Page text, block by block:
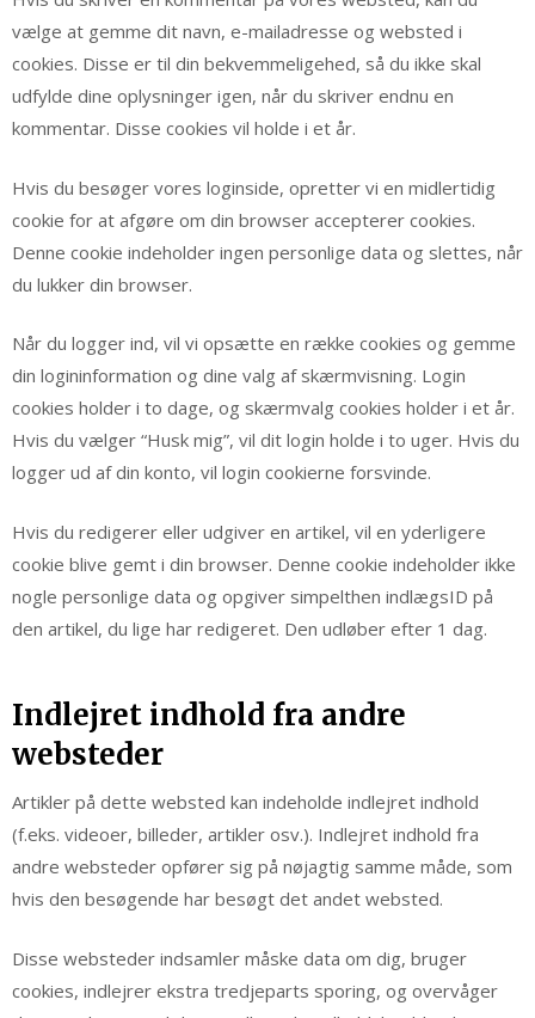
vælge at gemme dit navn, e-mailadresse og websted i
cookies. Disse er til din bekvemmeligehed, så du ikke skal
udfylde dine oplysninger igen, når du skriver endnu en
kommentar. Disse cookies vil holde i et år.
Hvis du besøger vores loginside, opretter vi en midlertidig
cookie for at afgøre om din browser accepterer cookies.
Denne cookie indeholder ingen personlige data og slettes, når
du lukker din browser.
Når du logger ind, vil vi opsætte en række cookies og gemme
din logininformation og dine valg af skærmvisning. Login
cookies holder i to dage, og skærmvalg cookies holder i et år.
Hvis du vælger “Husk mig”, vil dit login holde i to uger. Hvis du
logger ud af din konto, vil login cookierne forsvinde.
Hvis du redigerer eller udgiver en artikel, vil en yderligere
cookie blive gemt i din browser. Denne cookie indeholder ikke
nogle personlige data og opgiver simpelthen indlægsID på
den artikel, du lige har redigeret. Den udløber efter 1 dag.
Indlejret indhold fra andre
websteder
Artikler på dette websted kan indeholde indlejret indhold
(f.eks. videoer, billeder, artikler osv.). Indlejret indhold fra
andre websteder opfører sig på nøjagtig samme måde, som
hvis den besøgende har besøgt det andet websted.
Disse websteder indsamler måske data om dig, bruger
cookies, indlejrer ekstra tredjeparts sporing, og overvåger